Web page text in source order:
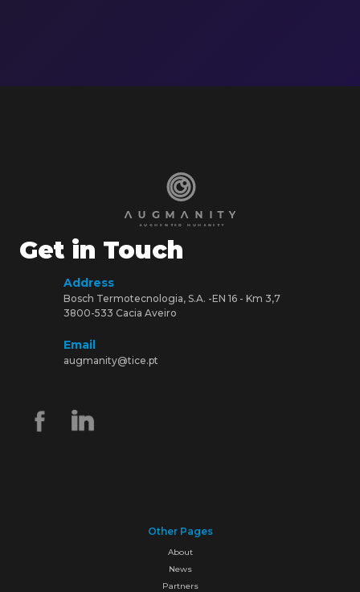
Get in Touch
Address
Bosch Termotecnologia, S.A. -EN 16 - Km 3,7
3800-533 Cacia Aveiro
Email
augmanity@tice.pt
Other Pages
About
News
Partners